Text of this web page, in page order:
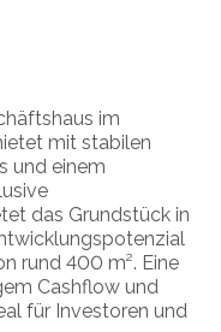
im
mit stabilen
und einem
das Grundstück in
rund 400 m². Eine
Cashflow und
für Investoren und